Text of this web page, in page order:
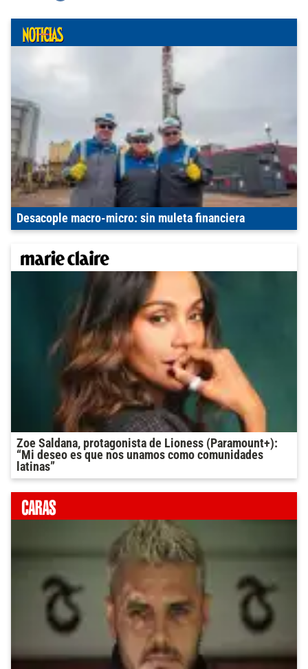
Desacople macro-micro: sin muleta financiera
Zoe Saldana, protagonista de Lioness (Paramount+):
“Mi deseo es que nos unamos como comunidades
latinas”